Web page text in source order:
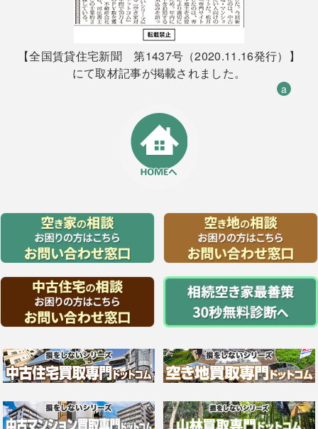
【全国賃貸住宅新聞 第1437号（2020.11.16発行）】
にて取材記事が掲載されました。
a